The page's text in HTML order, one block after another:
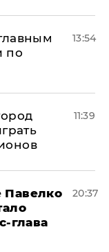
по
13:54
11:39
Павелко
глава
20:37